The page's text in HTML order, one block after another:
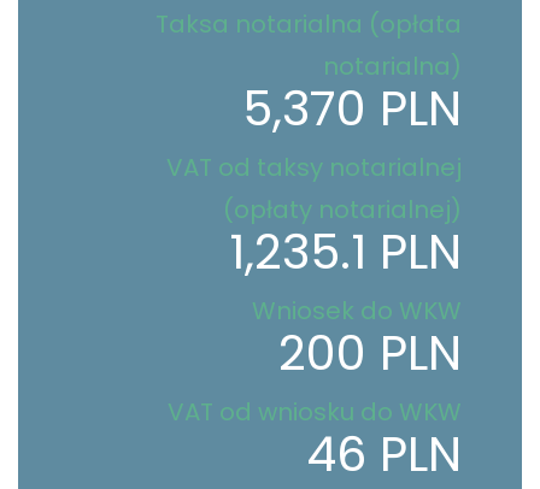
Taksa notarialna (opłata
notarialna)
5,370 PLN
VAT od taksy notarialnej
(opłaty notarialnej)
1,235.1 PLN
Wniosek do WKW
200 PLN
VAT od wniosku do WKW
46 PLN